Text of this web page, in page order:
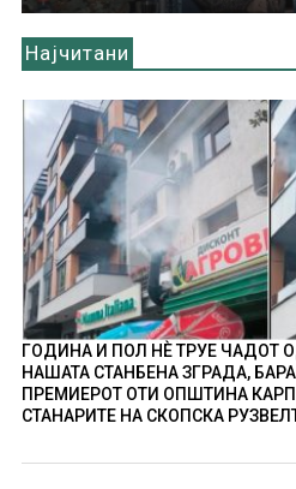
Најчитани
ГОДИНА И ПОЛ НÈ ТРУЕ ЧАДОТ
НАШАТА СТАНБЕНА ЗГРАДА,
ПРЕМИЕРОТ ОТИ ОПШТИНА
СТАНАРИТЕ НА СКОПСКА